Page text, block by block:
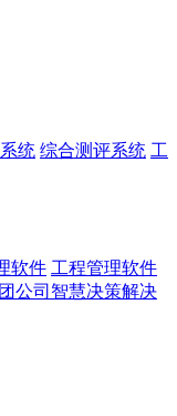
统 综合测评系统 工
软件 工程管理软件
公司智慧决策解决